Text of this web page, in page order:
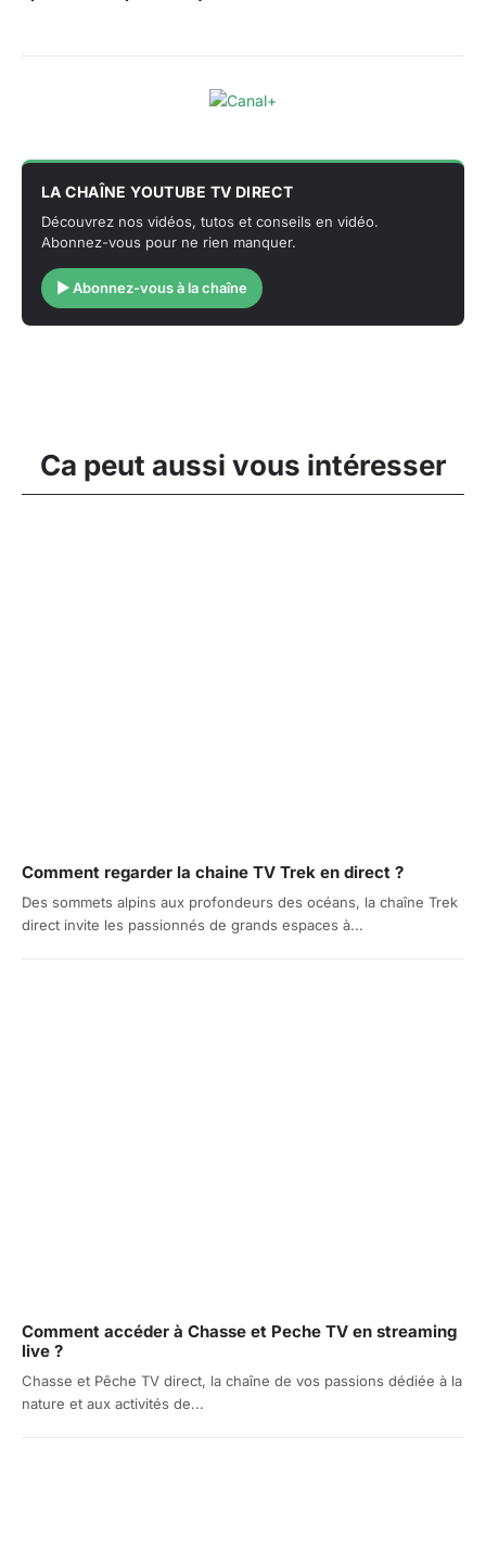
LA CHAÎNE YOUTUBE TV DIRECT
Découvrez nos vidéos, tutos et conseils en vidéo.
Abonnez-vous pour ne rien manquer.
▶ Abonnez-vous à la chaîne
Ca peut aussi vous intéresser
Comment regarder la chaine TV Trek en direct ?
Des sommets alpins aux profondeurs des océans, la chaîne Trek
direct invite les passionnés de grands espaces à...
Comment accéder à Chasse et Peche TV en streaming
live ?
Chasse et Pêche TV direct, la chaîne de vos passions dédiée à la
nature et aux activités de...